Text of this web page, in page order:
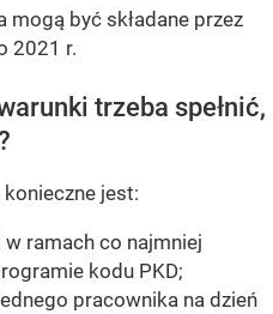
być składane przez
2021 r.
trzeba spełnić,
jest:
ramach co najmniej
kodu PKD;
pracownika na dzień